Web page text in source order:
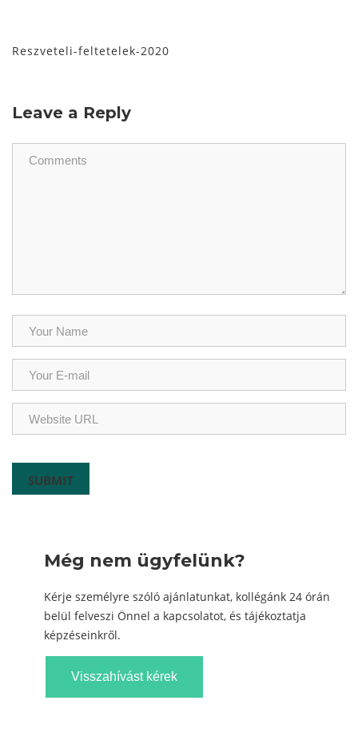
Reszveteli-feltetelek-2020
Leave a Reply
Még nem ügyfelünk?
Kérje személyre szóló ajánlatunkat, kollégánk 24 órán
belül felveszi Önnel a kapcsolatot, és tájékoztatja
képzéseinkről.
Visszahívást kérek